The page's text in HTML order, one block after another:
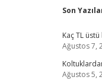
Son
Kaç TL
Ağustos 7,
Ağustos 5,